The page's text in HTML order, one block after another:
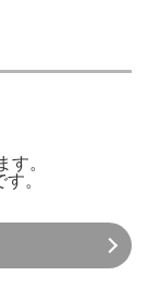
す。
。